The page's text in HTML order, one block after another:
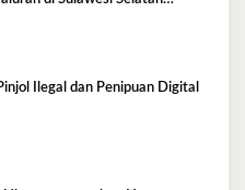
Ilegal dan Penipuan Digital